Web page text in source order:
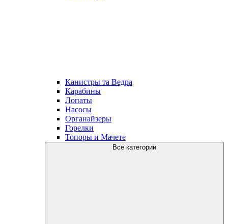
Канистры та Ведра
Карабины
Лопаты
Насосы
Органайзеры
Горелки
Топоры и Мачете
Все категории